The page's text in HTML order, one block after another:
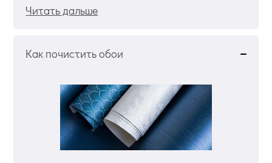
Читать дальше
Как почистить обои